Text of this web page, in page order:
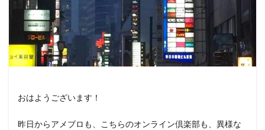
おはようございます！
昨日からアメブロも、こちらのオンライン倶楽部も、異様な